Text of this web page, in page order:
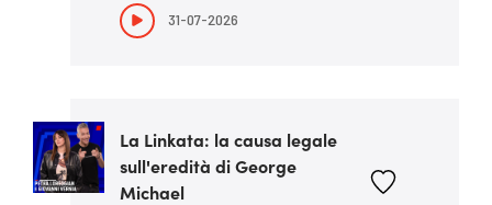
31-07-2026
La Linkata: la causa legale
sull'eredità di George
Michael